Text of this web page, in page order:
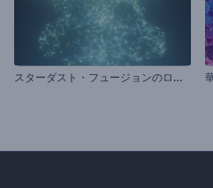
ス
ターダスト・フュージョンのロゴ動画